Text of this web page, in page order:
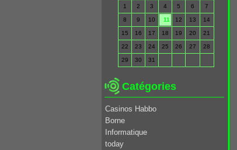
1 2 3 4 5 6 7
8 9 10 11 12 13 14
15 16 17 18 19 20 21
22 23 24 25 26 27 28
29 30 31
Catégories
Casinos Habbo
Borne
Informatique
today